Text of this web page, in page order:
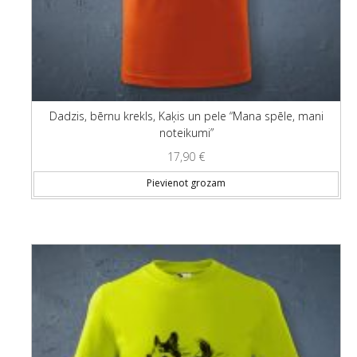
Dadzis, bērnu krekls, Kaķis un pele “Mana spēle, mani
noteikumi”
17,90 €
Pievienot grozam